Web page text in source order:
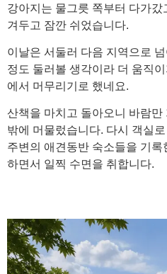
강아지는 물그릇 쪽부터 다가
겨두고 잠깐 쉬었습니다.
이날은 서둘러 다음 지역으로
정도 둘러볼 생각이라 더 움직
에서 머무리기로 했네요.
산책을 마치고 돌아오니 바람
밖에 머물렀습니다. 다시 객실
주변의 애견동반 숙소들을 기
하면서 일찍 수면을 취합니다.